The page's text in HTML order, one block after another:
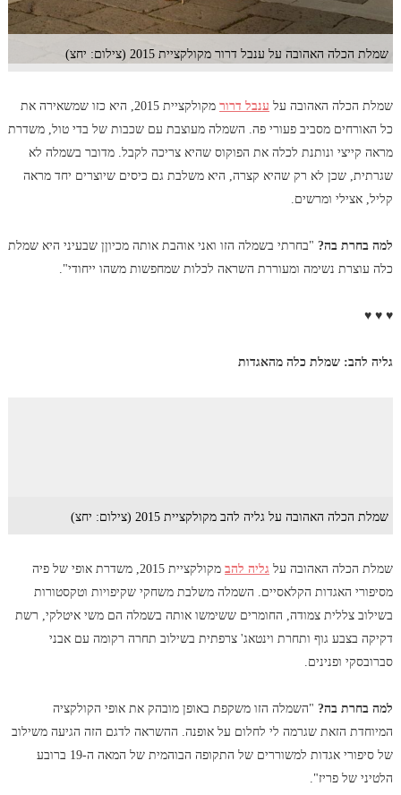
שמלת הכלה האהובה על ענבל דרור מקולקציית 2015 (צילום: יחצ)
שמלת הכלה האהובה על ענבל דרור
מקולקציית 2015, היא כזו שמשאירה את
כל האורחים מסביב פעורי פה. השמלה מעוצבת עם שכבות של בדי טול, משדרת
מראה קייצי ונותנת לכלה את הפוקוס שהיא צריכה לקבל. מדובר בשמלה לא
שגרתית, שכן לא רק שהיא קצרה, היא משלבת גם כיסים שיוצרים יחד מראה
קליל, אצילי ומרשים.
למה בחרת בה? "בחרתי בשמלה הזו ואני אוהבת אותה מכיוןן שבעיני היא שמלת
כלה עוצרת נשימה ומעוררת השראה לכלות שמחפשות משהו ייחודי".
♥ ♥ ♥
גליה להב: שמלת כלה מהאגדות
שמלת הכלה האהובה על גליה להב מקולקציית 2015 (צילום: יחצ)
שמלת הכלה האהובה על גליה להב
מקולקציית 2015, משדרת אופי של פיה
מסיפורי האגדות הקלאסיים. השמלה משלבת משחקי שקיפויות וטקסטורות
בשילוב צללית צמודה, החומרים ששימשו אותה בשמלה הם משי איטלקי, רשת
דקיקה בצבע גוף ותחרת וינטאג' צרפתית בשילוב תחרה רקומה עם אבני
סברובסקי ופנינים.
למה בחרת בה?"השמלה הזו משקפת באופן מובהק את אופי הקולקציה
המיוחדת הזאת שגרמה לי לחלום על אופנה. ההשראה לדגם הזה הגיעה משילוב
של סיפורי אגדות למשוררים של התקופה הבוהמית של המאה ה-19 ברובע
הלטיני של פריז".